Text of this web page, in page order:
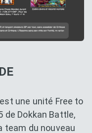
une unité Free to
de Dokkan Battle,
team du nouveau